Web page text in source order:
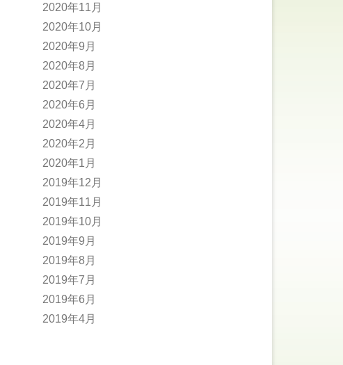
2020年11月
2020年10月
2020年9月
2020年8月
2020年7月
2020年6月
2020年4月
2020年2月
2020年1月
2019年12月
2019年11月
2019年10月
2019年9月
2019年8月
2019年7月
2019年6月
2019年4月